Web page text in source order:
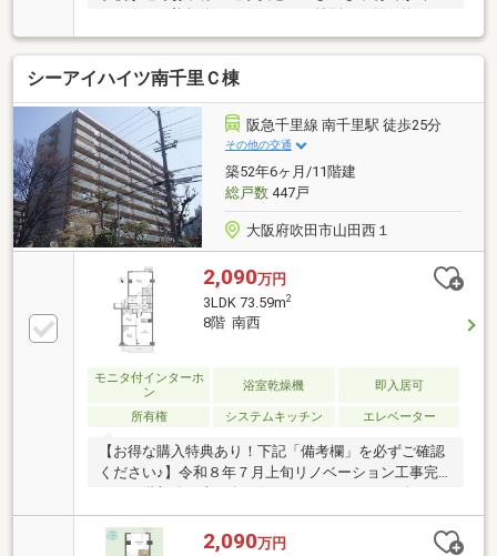
きるショッピングセンター、色々揃う便利な立地！
シーアイハイツ南千里Ｃ棟
阪急千里線 南千里駅 徒歩25分
その他の交通
築52年6ヶ月/11階建
総戸数447戸
大阪府吹田市山田西１
2,090万円
3LDK 73.59m2
8階 南西
モニタ付インターホ
ン
浴室乾燥機 即入居可
所有権 システムキッチン エレベーター
【お得な購入特典あり！下記「備考欄」を必ずご確認
ください♪】令和８年７月上旬リノベーション工事完
※エレベーター非停止階／最寄りのバス停まで徒歩３
分♪
2,090万円